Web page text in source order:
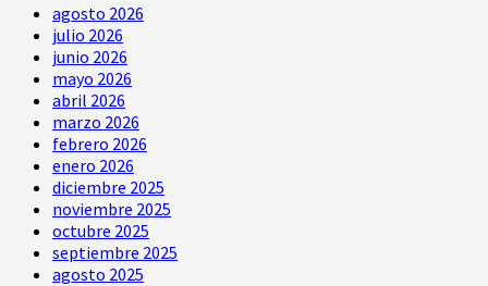
agosto 2026
julio 2026
junio 2026
mayo 2026
abril 2026
marzo 2026
febrero 2026
enero 2026
diciembre 2025
noviembre 2025
octubre 2025
septiembre 2025
agosto 2025